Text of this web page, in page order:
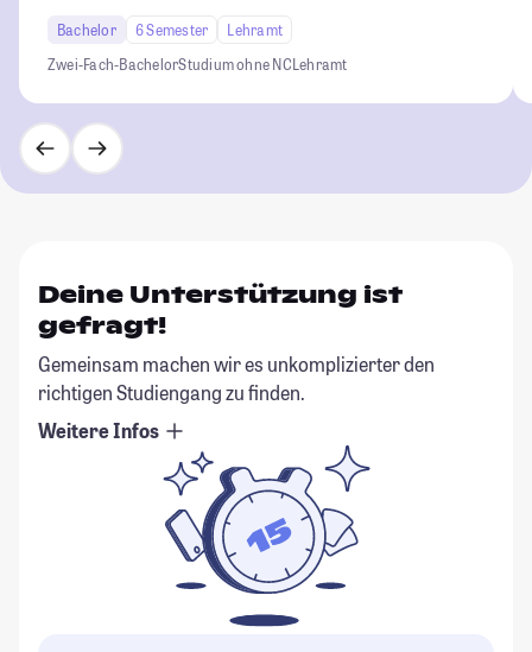
Bachelor 6 Semester
Lehramt
Zwei-Fach-BachelorStudium ohne NCLehramt
Deine Unterstützung ist
gefragt!
Gemeinsam machen wir es unkomplizierter den
richtigen Studiengang zu finden.
Weitere Infos